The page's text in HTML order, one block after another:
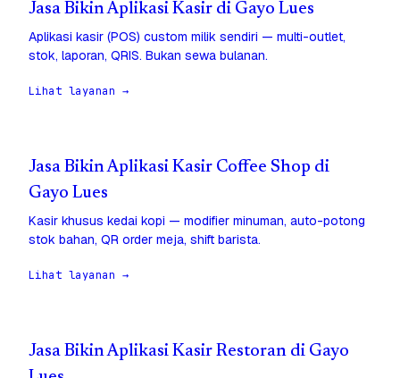
Jasa Bikin Aplikasi Kasir di Gayo Lues
Aplikasi kasir (POS) custom milik sendiri — multi-outlet,
stok, laporan, QRIS. Bukan sewa bulanan.
Lihat layanan →
Jasa Bikin Aplikasi Kasir Coffee Shop di
Gayo Lues
Kasir khusus kedai kopi — modifier minuman, auto-potong
stok bahan, QR order meja, shift barista.
Lihat layanan →
Jasa Bikin Aplikasi Kasir Restoran di Gayo